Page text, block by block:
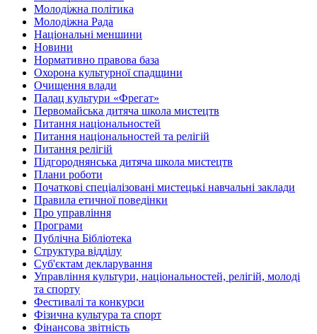
Молодіжна політика
Молодіжна Рада
Національні меншини
Новини
Нормативно правова база
Охорона культурної спадщини
Очищення влади
Палац культури «Фрегат»
Первомайська дитяча школа мистецтв
Питання національностей
Питання національностей та релігій
Питання релігій
Підгороднянська дитяча школа мистецтв
Плани роботи
Початкові спеціалізовані мистецькі навчальні заклади
Правила етичної поведінки
Про управління
Програми
Публічна Бібліотека
Структура відділу
Суб'єктам декларування
Управління культури, національностей, релігій, молоді
та спорту
Фестивалі та конкурси
Фізична культура та спорт
Фінансова звітність